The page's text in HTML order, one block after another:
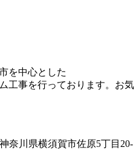
を中心とした
工事を行っております。お気
神奈川県横須賀市佐原5丁目20-